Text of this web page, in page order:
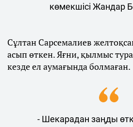
көмекшісі Жандар
Сұлтан Сарсемалиев
асып өткен. Яғни, қылмыс
кезде ел аумағында болмаған.
- Шекарадан заңды